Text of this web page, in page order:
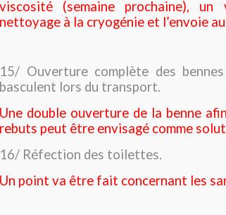
viscosité (semaine prochaine),
nettoyage à la cryogénie et l’envoie
15/ Ouverture complète des
basculent lors du transport.
Une double ouverture de la benne
rebuts peut être envisagé comme
16/ Réfection des toilettes.
Un point va être fait concernant les